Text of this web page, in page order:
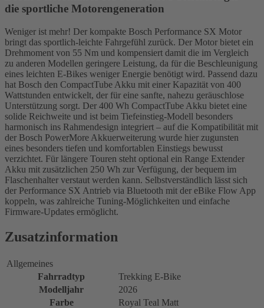
die sportliche Motorengeneration
Weniger ist mehr! Der kompakte Bosch Performance SX Motor
bringt das sportlich-leichte Fahrgefühl zurück. Der Motor bietet ein
Drehmoment von 55 Nm und kompensiert damit die im Vergleich
zu anderen Modellen geringere Leistung, da für die Beschleunigung
eines leichten E-Bikes weniger Energie benötigt wird. Passend dazu
hat Bosch den CompactTube Akku mit einer Kapazität von 400
Wattstunden entwickelt, der für eine sanfte, nahezu geräuschlose
Unterstützung sorgt. Der 400 Wh CompactTube Akku bietet eine
solide Reichweite und ist beim Tiefeinstieg-Modell besonders
harmonisch ins Rahmendesign integriert – auf die Kompatibilität mit
der Bosch PowerMore Akkuerweiterung wurde hier zugunsten
eines besonders tiefen und komfortablen Einstiegs bewusst
verzichtet. Für längere Touren steht optional ein Range Extender
Akku mit zusätzlichen 250 Wh zur Verfügung, der bequem im
Flaschenhalter verstaut werden kann. Selbstverständlich lässt sich
der Performance SX Antrieb via Bluetooth mit der eBike Flow App
koppeln, was zahlreiche Tuning-Möglichkeiten und einfache
Firmware-Updates ermöglicht.
Zusatzinformation
Allgemeines
Fahrradtyp
Trekking E-Bike
Modelljahr
2026
Farbe
Royal Teal Matt